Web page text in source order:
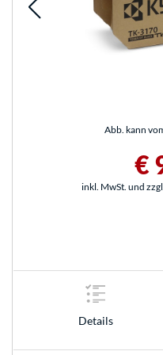
Abb. kann
€
inkl. MwSt. und
Details